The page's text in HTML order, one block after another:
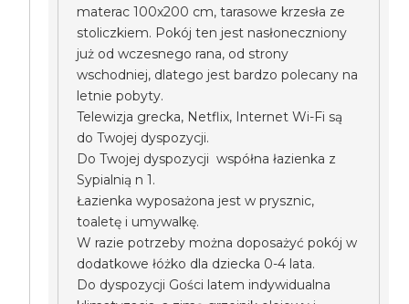
materac 100x200 cm, tarasowe krzesła ze
stoliczkiem. Pokój ten jest nasłoneczniony
już od wczesnego rana, od strony
wschodniej, dlatego jest bardzo polecany na
letnie pobyty.
Telewizja grecka, Netflix, Internet Wi-Fi są
do Twojej dyspozycji.
Do Twojej dyspozycji współna łazienka z
Sypialnią n 1.
Łazienka wyposażona jest w prysznic,
toaletę i umywalkę.
W razie potrzeby można doposażyć pokój w
dodatkowe łóżko dla dziecka 0-4 lata.
Do dyspozycji Gości latem indywidualna